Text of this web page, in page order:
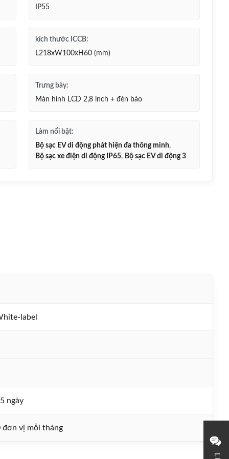
IP55
kích thước ICCB:
L218xW100xH60 (mm)
Trưng bày:
Màn hình LCD 2,8 inch + đèn báo
Làm nổi bật:
Bộ sạc EV di động phát hiện đa thông minh,
Bộ sạc xe điện di động IP65, Bộ sạc EV di động 3
label
ngày
đơn vị mỗi tháng